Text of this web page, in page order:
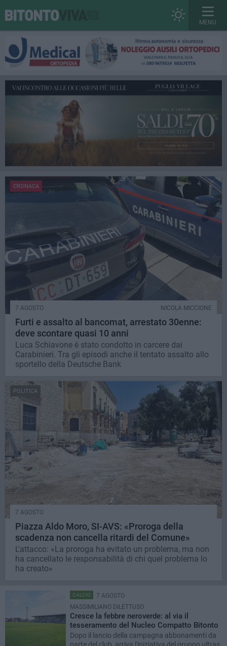
MENU
CRONACA
7 AGOSTO NICOLA MICCIONE
Furti e assalto al bancomat, arrestato 30enne:
deve scontare quasi 10 anni
Luca Schiavone è stato condotto in carcere dai
Carabinieri. Tra gli episodi anche il tentato assalto allo
sportello della Deutsche Bank
POLITICA
7 AGOSTO
Piazza Aldo Moro, SI-AVS: «Proroga della
scadenza non cancella ritardi del Comune»
L'attacco: «La proroga ha evitato un problema, ma non
ha cancellato le responsabilità di chi quel problema lo
ha creato»
CALCIO
7 AGOSTO
MASSIMILIANO DILETTUSO
Cresce la febbre neroverde: al via il
tesseramento del Nucleo Compatto Bitonto
Dopo il lancio della campagna abbonamenti da